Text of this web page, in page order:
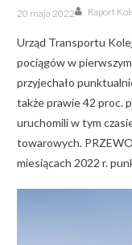
Posted
on
20 maja 2022 Author
Raport
Urząd Transportu
pociągów w
przyjechało
także prawie 42 proc.
uruchomili w tym
towarowych.
miesiącach 2022 r.